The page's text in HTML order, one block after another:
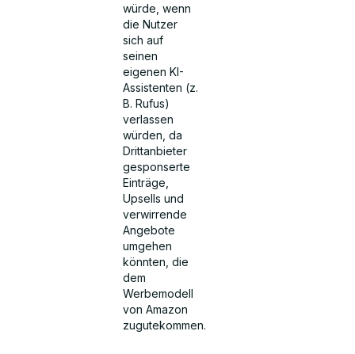
würde, wenn
die Nutzer
sich auf
seinen
eigenen KI-
Assistenten (z.
B. Rufus)
verlassen
würden, da
Drittanbieter
gesponserte
Einträge,
Upsells und
verwirrende
Angebote
umgehen
könnten, die
dem
Werbemodell
von Amazon
zugutekommen.